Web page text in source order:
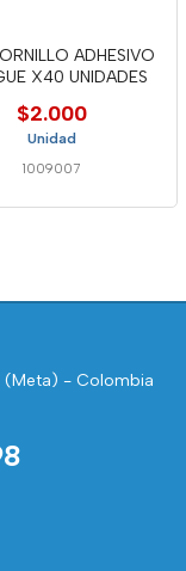
ADHESIVO
X40 UNIDADES
$2.000
Unidad
1009007
(Meta) - Colombia